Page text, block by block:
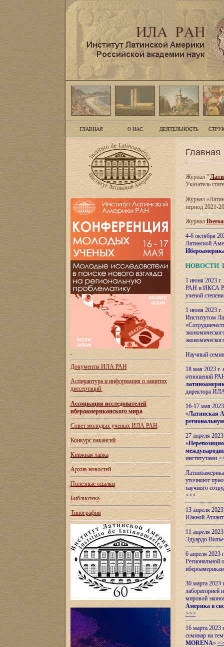
ГЛАВНАЯ О НАС ДЕЯТЕЛЬНОСТЬ
Документы ИЛА РАН
Аспирантура и информация о защитах
диссертаций
Ассоциация исследователей
ибероамериканского мира
Совет молодых ученых ИЛА РАН
Конкурс вакансий
Книжная лавка
Архив новостей
Полезные ссылки
Библиотека
Типография
Главная
Журнал"
Указатель
Журнал
период 2021-
Журнал
4-6 октября
Латинской
НОВОСТИ
1 июня 2023
РАН и ИКСА
ученой
1 июня 2023
Институтом
Научный
18 мая 2023
отношений
директора
16-17 мая
«Латинская
27 апреля
«
институтами
уточняют
научного
>>>
13 апреля
Южной
11 апреля
Эдуардо
6 апреля
Региональной
30 марта 2023
лабораторией
мировой
Америка в
>>>
16 марта 2023
семинар на
MORENA»